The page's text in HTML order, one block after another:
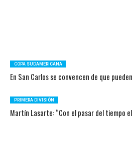
COPA SUDAMERICANA
En San Carlos se convencen de que
PRIMERA DIVISIÓN
Martín Lasarte: “Con el pasar del tiempo